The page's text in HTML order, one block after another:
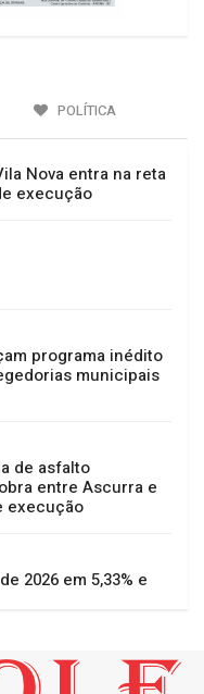
POLÍTICA
Nova entra na reta
execução
programa inédito
municipais
de asfalto
entre Ascurra e
execução
2026 em 5,33% e